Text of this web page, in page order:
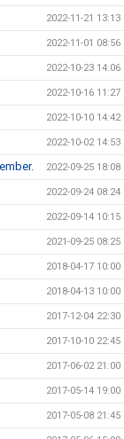
2022-11-21 13:13
2022-11-01 08:56
2022-10-23 14:06
2022-10-16 11:27
2022-10-10 14:42
2022-10-02 14:53
2022-09-25 18:08
2022-09-24 08:24
2022-09-14 10:15
2021-09-25 08:25
2018-04-17 10:00
2018-04-13 10:00
2017-12-04 22:30
2017-10-10 22:45
2017-06-02 21:00
2017-05-14 19:00
2017-05-08 21:45